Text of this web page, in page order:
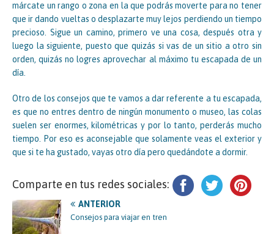
márcate un rango o zona en la que podrás moverte para no tener
que ir dando vueltas o desplazarte muy lejos perdiendo un tiempo
precioso. Sigue un camino, primero ve una cosa, después otra y
luego la siguiente, puesto que quizás si vas de un sitio a otro sin
orden, quizás no logres aprovechar al máximo tu escapada de un
día.
Otro de los consejos que te vamos a dar referente a tu escapada,
es que no entres dentro de ningún monumento o museo, las colas
suelen ser enormes, kilométricas y por lo tanto, perderás mucho
tiempo. Por eso es aconsejable que solamente veas el exterior y
que si te ha gustado, vayas otro día pero quedándote a dormir.
Comparte en tus redes sociales:
ANTERIOR
Consejos para viajar en tren